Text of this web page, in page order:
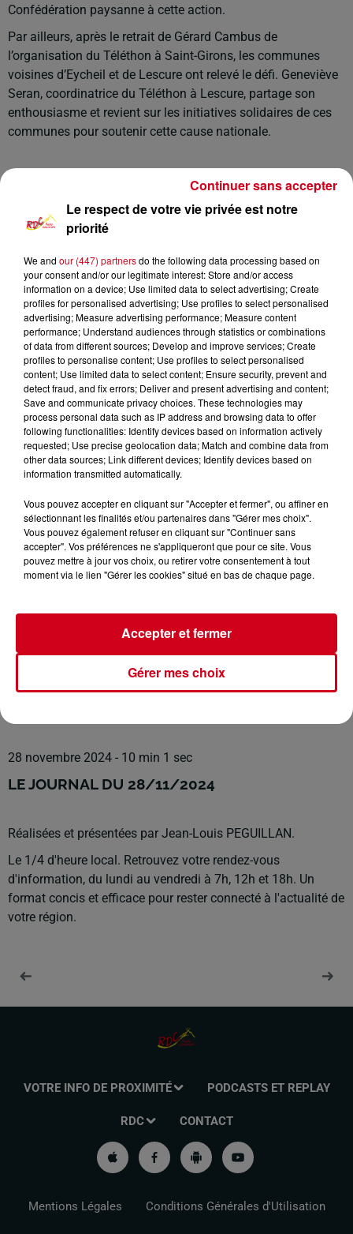
Confédération paysanne à cette action.
Par ailleurs, après le retrait de Gérard Cambus de
l’organisation du Téléthon à Saint-Girons, les communes
voisines d’Eycheil et de Lescure ont relevé le défi. Geneviève
Seran, coordinatrice du Téléthon à Lescure, partage son
enthousiasme et revient sur les initiatives solidaires de ces
communes pour soutenir cette cause nationale.
0:00 10 min 1 sec
28 novembre 2024 - 10 min 1 sec
LE JOURNAL DU 28/11/2024
Réalisées et présentées par Jean-Louis PEGUILLAN.
Le 1/4 d'heure local. Retrouvez votre rendez-vous
d'information, du lundi au vendredi à 7h, 12h et 18h. Un
format concis et efficace pour rester connecté à l'actualité de
votre région.
VOTRE INFO DE PROXIMITÉ PODCASTS ET REPLAY
RDC CONTACT
Mentions Légales Conditions Générales d'Utilisation
Le respect de votre vie privée est notre
priorité
We and our (447) partnersdo the following data processing based on
your consent and/or our legitimate interest: Store and/or access
information on a device; Use limited data to select advertising; Create
profiles for personalised advertising; Use profiles to select personalised
advertising; Measure advertising performance; Measure content
performance; Understand audiences through statistics or combinations
of data from different sources; Develop and improve services; Create
profiles to personalise content; Use profiles to select personalised
content; Use limited data to select content; Ensure security, prevent and
detect fraud, and fix errors; Deliver and present advertising and content;
Save and communicate privacy choices. These technologies may
process personal data such as IP address and browsing data to offer
following functionalities: Identify devices based on information actively
requested; Use precise geolocation data; Match and combine data from
other data sources; Link different devices; Identify devices based on
information transmitted automatically.
Vous pouvez accepter en cliquant sur "Accepter et fermer", ou affiner en
sélectionnant les finalités et/ou partenaires dans "Gérer mes choix".
Vous pouvez également refuser en cliquant sur "Continuer sans
accepter". Vos préférences ne s'appliqueront que pour ce site. Vous
pouvez mettre à jour vos choix, ou retirer votre consentement à tout
moment via le lien "Gérer les cookies" situé en bas de chaque page.
Gérer mes choix
Accepter et fermer
Continuer sans accepter